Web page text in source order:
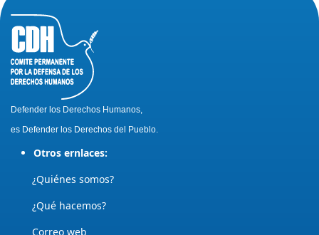
Defender los Derechos Humanos,
es Defender los Derechos del Pueblo.
Otros ernlaces:
¿Quiénes somos?
¿Qué hacemos?
Correo web